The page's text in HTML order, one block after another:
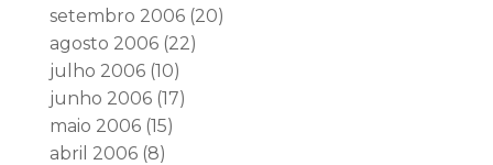
setembro 2006(20)
agosto 2006(22)
julho 2006(10)
junho 2006(17)
maio 2006(15)
abril 2006(8)